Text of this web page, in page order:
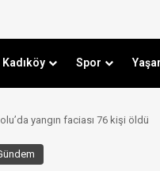
Kadıköy Spor
yangın faciası 76 kişi öldü